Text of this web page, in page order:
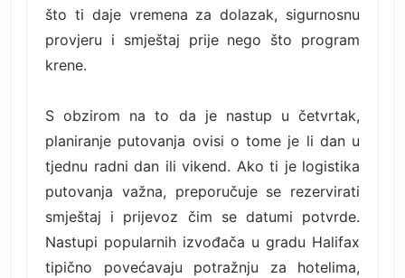
što ti daje vremena za dolazak, sigurnosnu
provjeru i smještaj prije nego što program
krene.
S obzirom na to da je nastup u četvrtak,
planiranje putovanja ovisi o tome je li dan u
tjednu radni dan ili vikend. Ako ti je logistika
putovanja važna, preporučuje se rezervirati
smještaj i prijevoz čim se datumi potvrde.
Nastupi popularnih izvođača u gradu Halifax
tipično povećavaju potražnju za hotelima,